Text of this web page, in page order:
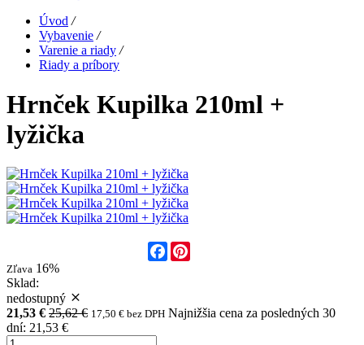
Úvod /
Vybavenie /
Varenie a riady /
Riady a príbory
Hrnček Kupilka 210ml +
lyžička
Facebook
Zľava 16%
Sklad:
nedostupný
21,53 € 25,62 € 17,50 € bez DPH Najnižšia cena za posledných 30
dní: 21,53 €